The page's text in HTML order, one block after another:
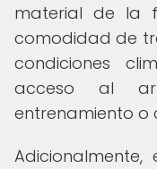
material de la
comodidad de
condiciones
acceso al
entrenamiento o